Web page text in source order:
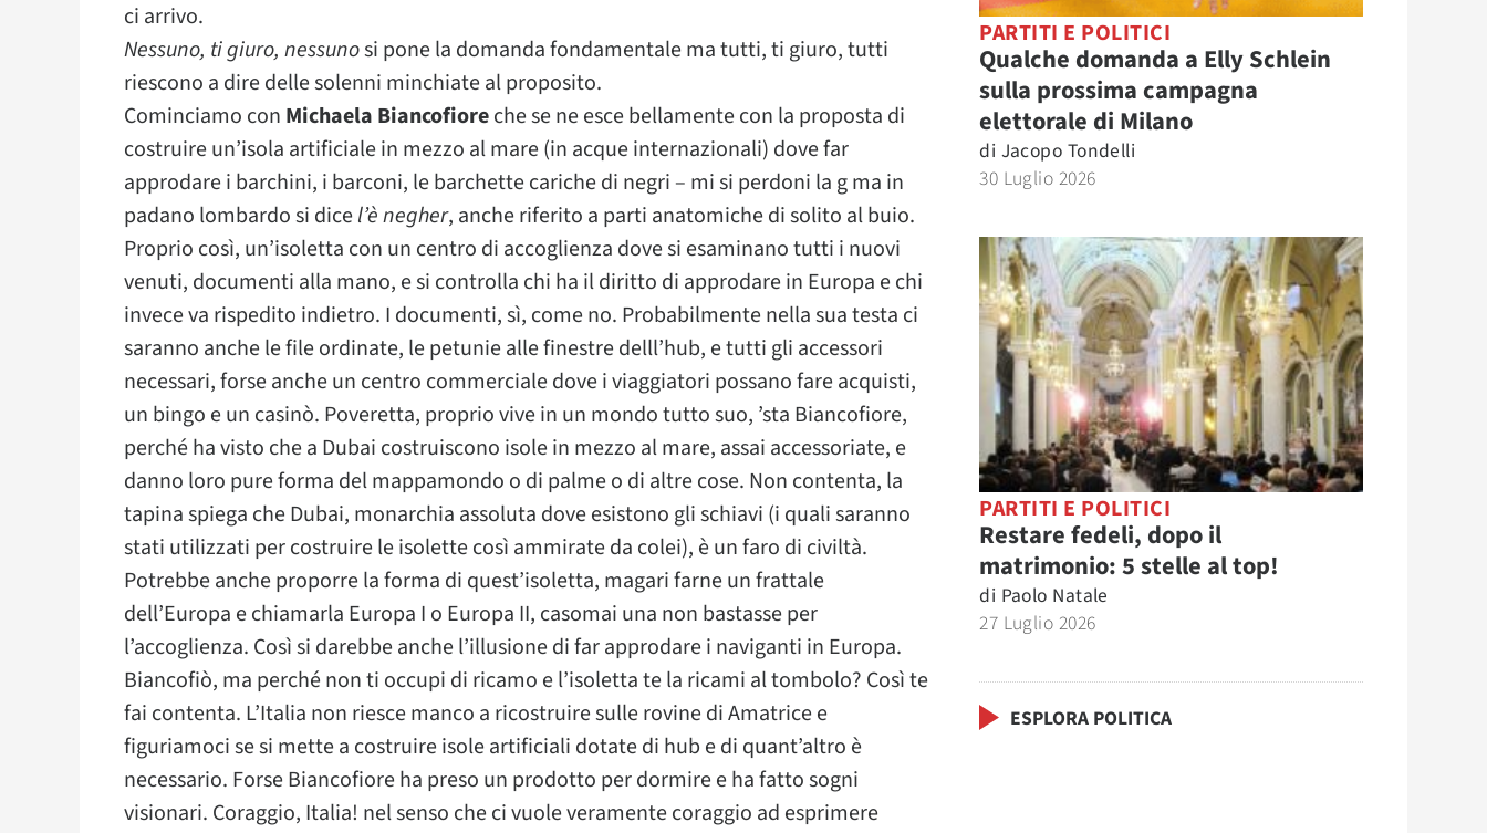
ci arrivo.
Nessuno, ti giuro, nessunosi pone la domanda fondamentale ma tutti, ti giuro, tutti
riescono a dire delle solenni minchiate al proposito.
Cominciamo con Michaela Biancofioreche se ne esce bellamente con la proposta di
costruire un’isola artificiale in mezzo al mare (in acque internazionali) dove far
approdare i barchini, i barconi, le barchette cariche di negri – mi si perdoni la g ma in
padano lombardo si dicel’è negher, anche riferito a parti anatomiche di solito al buio.
Proprio così, un’isoletta con un centro di accoglienza dove si esaminano tutti i nuovi
venuti, documenti alla mano, e si controlla chi ha il diritto di approdare in Europa e chi
invece va rispedito indietro. I documenti, sì, come no. Probabilmente nella sua testa ci
saranno anche le file ordinate, le petunie alle finestre delll’hub, e tutti gli accessori
necessari, forse anche un centro commerciale dove i viaggiatori possano fare acquisti,
un bingo e un casinò. Poveretta, proprio vive in un mondo tutto suo, ’sta Biancofiore,
perché ha visto che a Dubai costruiscono isole in mezzo al mare, assai accessoriate, e
danno loro pure forma del mappamondo o di palme o di altre cose. Non contenta, la
tapina spiega che Dubai, monarchia assoluta dove esistono gli schiavi (i quali saranno
stati utilizzati per costruire le isolette così ammirate da colei), è un faro di civiltà.
Potrebbe anche proporre la forma di quest’isoletta, magari farne un frattale
dell’Europa e chiamarla Europa I o Europa II, casomai una non bastasse per
l’accoglienza. Così si darebbe anche l’illusione di far approdare i naviganti in Europa.
Biancofiò, ma perché non ti occupi di ricamo e l’isoletta te la ricami al tombolo? Così te
fai contenta. L’Italia non riesce manco a ricostruire sulle rovine di Amatrice e
figuriamoci se si mette a costruire isole artificiali dotate di hub e di quant’altro è
necessario. Forse Biancofiore ha preso un prodotto per dormire e ha fatto sogni
visionari. Coraggio, Italia! nel senso che ci vuole veramente coraggio ad esprimere
PARTITI E POLITICI
Qualche domanda a Elly Schlein
sulla prossima campagna
elettorale di Milano
di Jacopo Tondelli
30 Luglio 2026
PARTITI E POLITICI
Restare fedeli, dopo il
matrimonio: 5 stelle al top!
di Paolo Natale
27 Luglio 2026
ESPLORA POLITICA